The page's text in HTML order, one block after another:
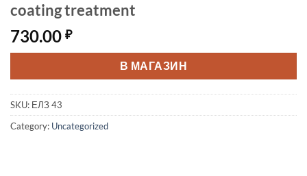
coating treatment
730.00 ₽
В МАГАЗИН
SKU: ЕЛЗ 43
Category: Uncategorized